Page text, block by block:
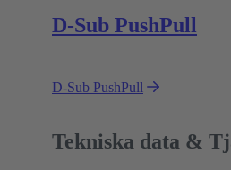
D-Sub PushPull
D-Sub PushPull
Tekniska data &